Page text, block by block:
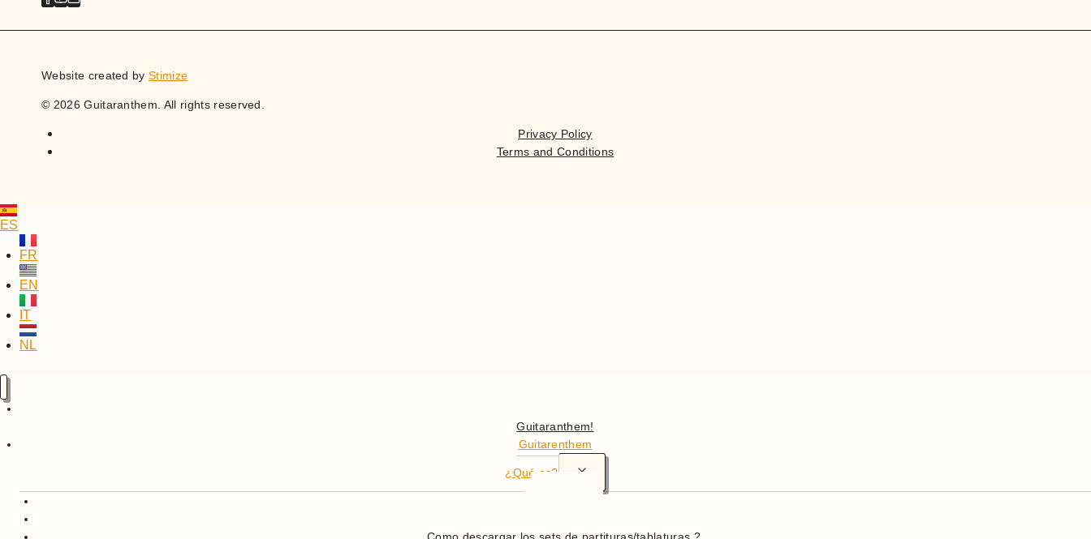
Website created byStimize
© 2026 Guitaranthem. All rights reserved.
Privacy Policy
Terms and Conditions
ES
FR
EN
IT
NL
Guitaranthem!
Guitarenthem
¿Qué es?
Alternar
menú
Como descargar los sets de partituras/tablaturas ?